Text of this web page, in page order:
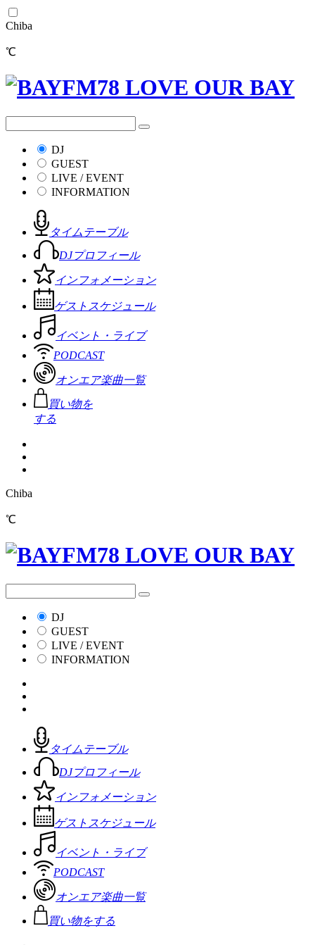
Chiba
℃
DJ
GUEST
LIVE / EVENT
INFORMATION
タイムテーブル
DJプロフィール
インフォメーション
ゲストスケジュール
イベント・ライブ
PODCAST
オンエア楽曲一覧
買い物を
する
Chiba
℃
DJ
GUEST
LIVE / EVENT
INFORMATION
タイムテーブル
DJプロフィール
インフォメーション
ゲストスケジュール
イベント・ライブ
PODCAST
オンエア楽曲一覧
買い物をする